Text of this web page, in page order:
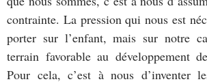
contrainte. La pression qui nous est
porter sur l’enfant, mais sur notre
terrain favorable au développement
Pour cela, c’est à nous d’inventer